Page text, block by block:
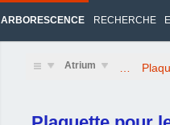
ARBORESCENCE RECHERCHE
Atrium …